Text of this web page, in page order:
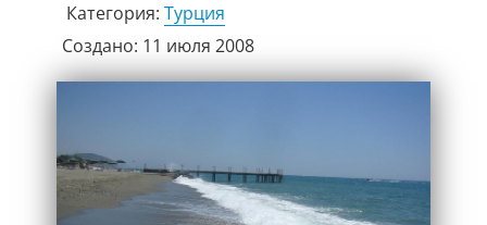
Категория: Турция
Создано: 11 июля 2008